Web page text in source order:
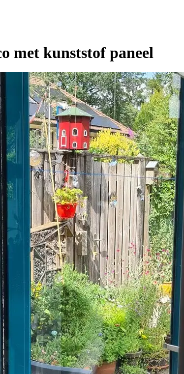
met kunststof paneel